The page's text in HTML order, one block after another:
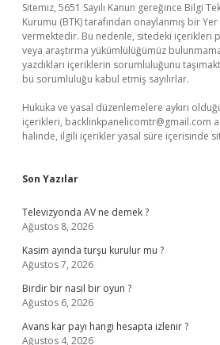
Sitemiz, 5651 Sayılı Kanun gereğince Bilgi
Kurumu (BTK) tarafından onaylanmış bir
vermektedir. Bu nedenle, sitedeki içerikleri
veya araştırma yükümlülüğümüz
yazdıkları içeriklerin sorumluluğunu
bu sorumluluğu kabul etmiş sayılırlar.
Hukuka ve yasal düzenlemelere aykırı
içerikleri, backlinkpanelicomtr@gmail.com
halinde, ilgili içerikler yasal süre içerisinde
Son Yazılar
Televizyonda AV ne demek ?
Ağustos 8, 2026
Kasim ayında turşu kurulur mu ?
Ağustos 7, 2026
Birdir bir nasıl bir oyun ?
Ağustos 6, 2026
Avans kar payı hangi hesapta izlenir ?
Ağustos 4, 2026